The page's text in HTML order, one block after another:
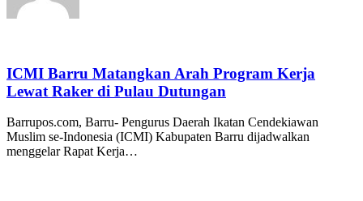
ICMI Barru Matangkan Arah Program Kerja
Lewat Raker di Pulau Dutungan
Barrupos.com, Barru- Pengurus Daerah Ikatan Cendekiawan
Muslim se-Indonesia (ICMI) Kabupaten Barru dijadwalkan
menggelar Rapat Kerja…